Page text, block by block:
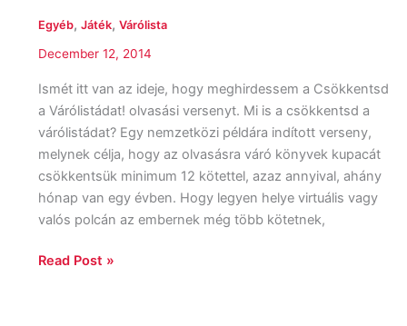
Egyéb, Játék, Várólista
December 12, 2014
Ismét itt van az ideje, hogy meghirdessem a Csökkentsd
a Várólistádat! olvasási versenyt. Mi is a csökkentsd a
várólistádat? Egy nemzetközi példára indított verseny,
melynek célja, hogy az olvasásra váró könyvek kupacát
csökkentsük minimum 12 kötettel, azaz annyival, ahány
hónap van egy évben. Hogy legyen helye virtuális vagy
valós polcán az embernek még több kötetnek,
Read Post »